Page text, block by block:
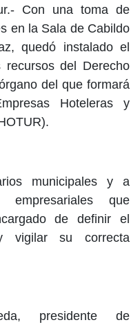
Con una toma de
en la Sala de Cabildo
quedó instalado el
del Derecho
del que formará
Hoteleras y
municipales y a
empresariales que
de definir el
vigilar su correcta
presidente de